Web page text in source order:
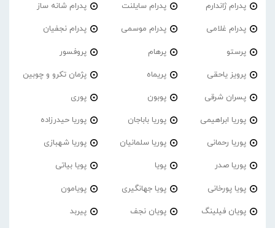
پدرام ژاندارم پدرام‌ سایلنت پدرام شانه ساز
پدرام غلامی پدرام موسمی پدرام نجفیان
پرستو پرهام پروفسور
پرویز یاحقی پریماه پژمان تکرو و چوبین
پسران شرقی پوبون پوری
پوریا ابراهیمی پوریا باباجان پوریا حیدرزاده
پوریا رحمانی پوریا سلمانیان پوریا شهبازی
پوریا صدر پویا پویا بیاتی
پویا پورخانی پویا جهانگیری پویامون
پویان فیلینگ پویان نجف پیربد